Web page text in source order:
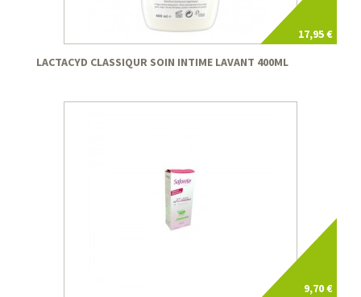
17,95 €
LACTACYD CLASSIQUR SOIN INTIME LAVANT 400ML
9,70 €